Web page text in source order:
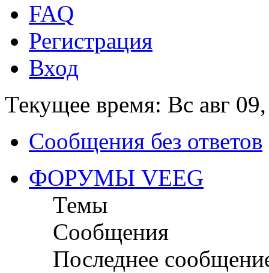
FAQ
Регистрация
Вход
Текущее время: Вс авг
Сообщения без ответов
ФОРУМЫ VEEG
Темы
Сообщения
Последнее